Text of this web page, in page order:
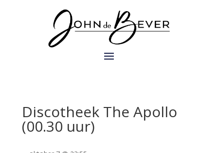
Discotheek The Apollo
(00.30 uur)